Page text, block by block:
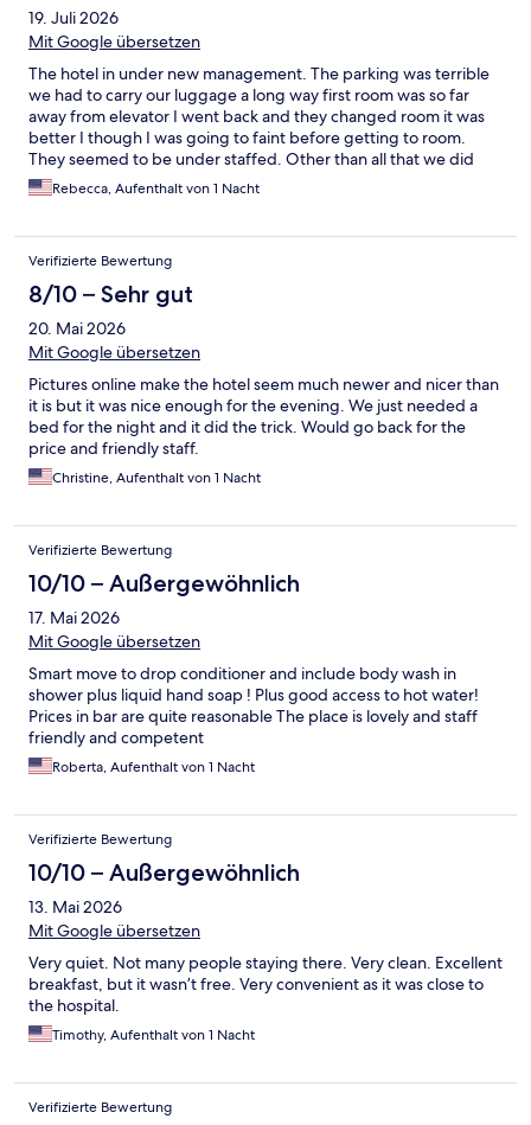
19. Juli 2026
Mit Google übersetzen
The hotel in under new management. The parking was terrible
we had to carry our luggage a long way first room was so far
away from elevator I went back and they changed room it was
better I though I was going to faint before getting to room.
They seemed to be under staffed. Other than all that we did
sleep well.
Rebecca, Aufenthalt von 1 Nacht
Verifizierte Bewertung
8/10 – Sehr gut
20. Mai 2026
Mit Google übersetzen
Pictures online make the hotel seem much newer and nicer than
it is but it was nice enough for the evening. We just needed a
bed for the night and it did the trick. Would go back for the
price and friendly staff.
Christine, Aufenthalt von 1 Nacht
Verifizierte Bewertung
10/10 – Außergewöhnlich
17. Mai 2026
Mit Google übersetzen
Smart move to drop conditioner and include body wash in
shower plus liquid hand soap ! Plus good access to hot water!
Prices in bar are quite reasonable The place is lovely and staff
friendly and competent
Roberta, Aufenthalt von 1 Nacht
Verifizierte Bewertung
10/10 – Außergewöhnlich
13. Mai 2026
Mit Google übersetzen
Very quiet. Not many people staying there. Very clean. Excellent
breakfast, but it wasn’t free. Very convenient as it was close to
the hospital.
Timothy, Aufenthalt von 1 Nacht
Verifizierte Bewertung